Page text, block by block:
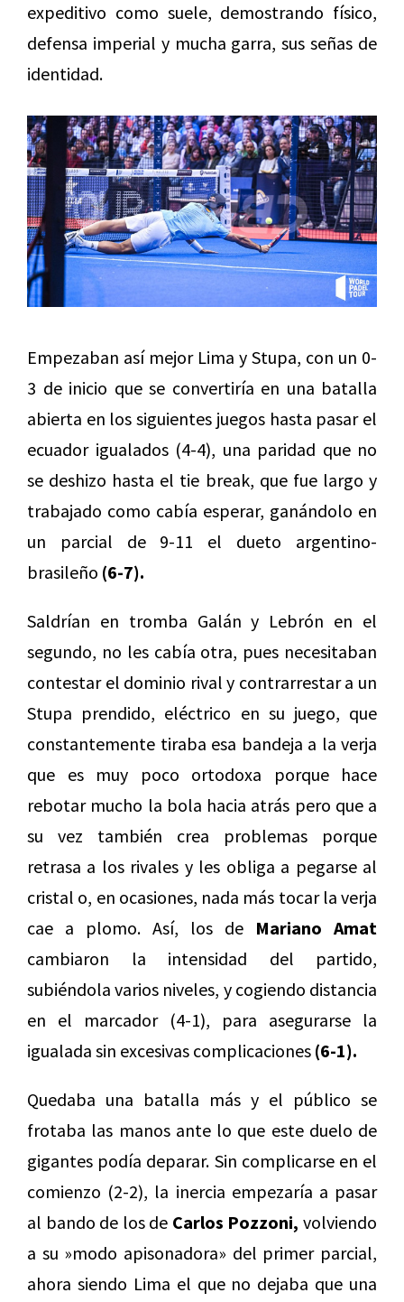
expeditivo como suele, demostrando físico,
defensa imperial y mucha garra, sus señas de
identidad.
Empezaban así mejor Lima y Stupa, con un 0-
3 de inicio que se convertiría en una batalla
abierta en los siguientes juegos hasta pasar el
ecuador igualados (4-4), una paridad que no
se deshizo hasta el tie break, que fue largo y
trabajado como cabía esperar, ganándolo en
un parcial de 9-11 el dueto argentino-
brasileño (6-7).
Saldrían en tromba Galán y Lebrón en el
segundo, no les cabía otra, pues necesitaban
contestar el dominio rival y contrarrestar a un
Stupa prendido, eléctrico en su juego, que
constantemente tiraba esa bandeja a la verja
que es muy poco ortodoxa porque hace
rebotar mucho la bola hacia atrás pero que a
su vez también crea problemas porque
retrasa a los rivales y les obliga a pegarse al
cristal o, en ocasiones, nada más tocar la verja
cae a plomo. Así, los de Mariano Amat
cambiaron la intensidad del partido,
subiéndola varios niveles, y cogiendo distancia
en el marcador (4-1), para asegurarse la
igualada sin excesivas complicaciones (6-1).
Quedaba una batalla más y el público se
frotaba las manos ante lo que este duelo de
gigantes podía deparar. Sin complicarse en el
comienzo (2-2), la inercia empezaría a pasar
al bando de los de Carlos Pozzoni, volviendo
a su »modo apisonadora» del primer parcial,
ahora siendo Lima el que no dejaba que una